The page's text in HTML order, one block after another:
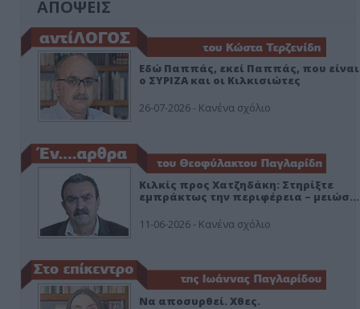
ΑΠΟΨΕΙΣ
Εδώ Παππάς, εκεί Παππάς, που είναι
ο ΣΥΡΙΖΑ και οι Κιλκισιώτες
26-07-2026 - Κανένα σχόλιο
Κιλκίς προς Χατζηδάκη: Στηρίξτε
εμπράκτως την περιφέρεια – μειώσ…
11-06-2026 - Κανένα σχόλιο
Να αποσυρθεί. Χθες.